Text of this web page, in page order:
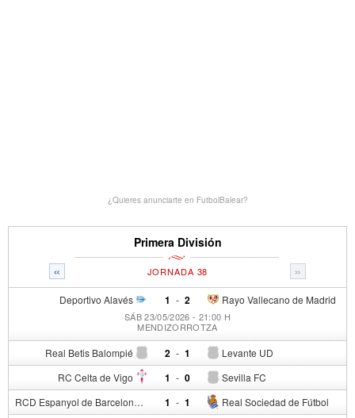
¿Quieres anunciarte en FutbolBalear?
Primera División
« »
JORNADA 38
Deportivo Alavés 1 - Rayo Vallecano de Madrid
2
SÁB 23/05/2026 - 21:00 H
MENDIZORROTZA
Real Betis Balompié 2 - Levante UD
1
RC Celta de Vigo 1 - Sevilla FC
0
RCD Espanyol de Barcelona 1 - Real Sociedad de Fútbol
1